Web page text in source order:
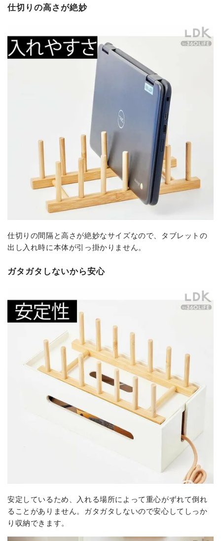
仕切りの高さが絶妙
仕切りの間隔と高さが絶妙なサイズなので、タブレットの
出し入れ時に本体が引っ掛かりません。
ガタガタしないから安心
安定しているため、入れる場所によって重心がずれて倒れ
ることがありません。ガタガタしないので安心してしっか
り収納できます。